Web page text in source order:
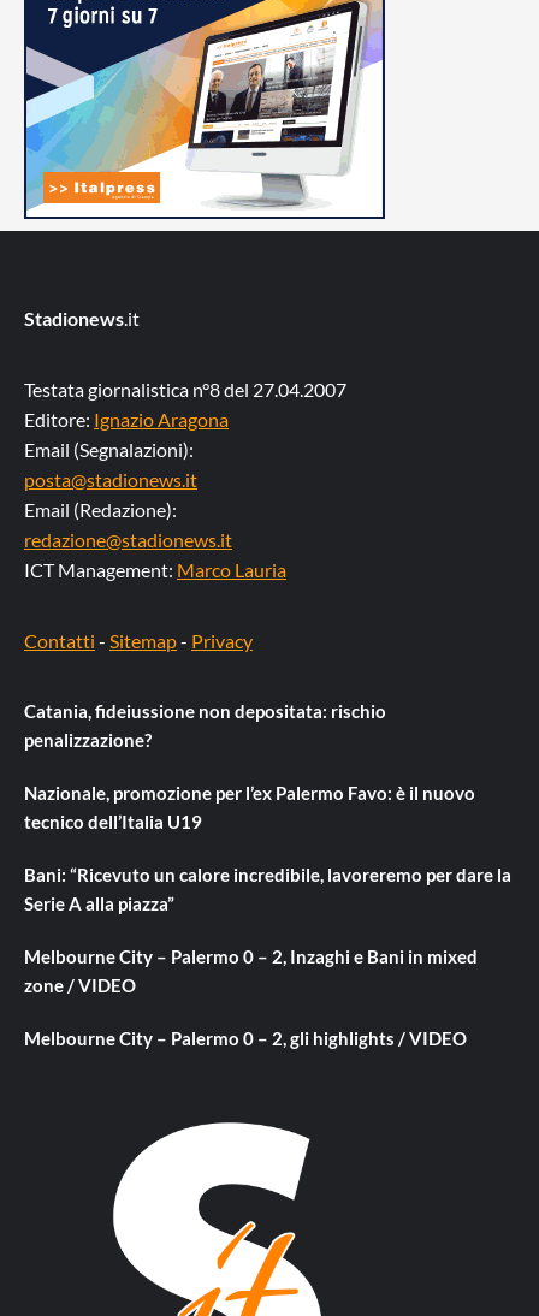
Stadionews.it
Testata giornalistica n°8 del 27.04.2007
Editore: Ignazio Aragona
Email (Segnalazioni):
posta@stadionews.it
Email (Redazione):
redazione@stadionews.it
ICT Management: Marco Lauria
Contatti - Sitemap- Privacy
Catania, fideiussione non depositata: rischio
penalizzazione?
Nazionale, promozione per l’ex Palermo Favo: è il nuovo
tecnico dell’Italia U19
Bani: “Ricevuto un calore incredibile, lavoreremo per dare la
Serie A alla piazza”
Melbourne City – Palermo 0 – 2, Inzaghi e Bani in mixed
zone / VIDEO
Melbourne City – Palermo 0 – 2, gli highlights / VIDEO